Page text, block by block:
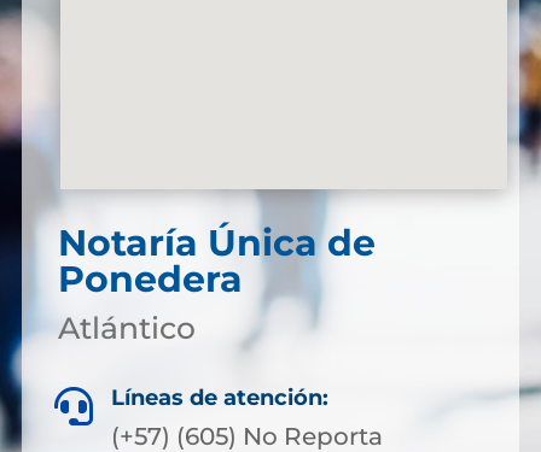
Notaría Única de
Ponedera
Atlántico
 Líneas de atención:
(+57) (605) No Reporta